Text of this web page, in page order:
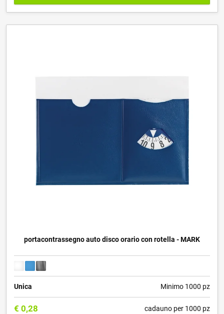
portacontrassegno auto disco orario con rotella - MARK
Unica Minimo 1000 pz
€ 0,28 cadauno per 1000 pz